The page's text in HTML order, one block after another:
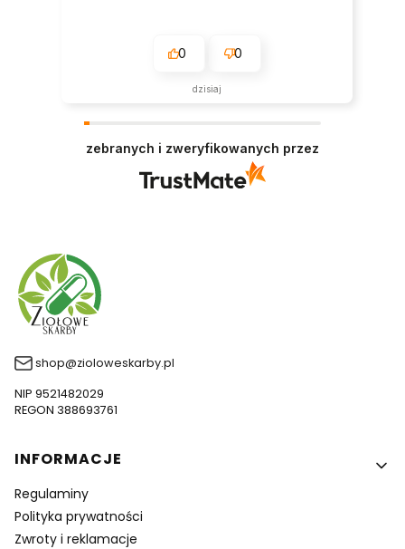
0 0
dzisiaj
zebranych i zweryfikowanych przez
shop@zioloweskarby.pl
NIP 9521482029
REGON 388693761
Linki w stopce
INFORMACJE
Regulaminy
Polityka prywatności
Zwroty i reklamacje